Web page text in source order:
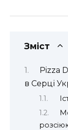
Зміст
Pizza
в Серці